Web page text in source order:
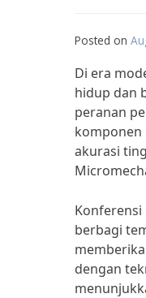
Posted on
Di era
hidup dan
peranan
komponen
akurasi
berbagi
dengan